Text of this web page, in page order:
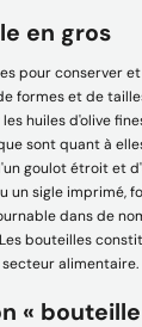
pulvérisateur
Matériau :
gratuit pour
Logo : Logo
en gros
pour conserver
formes et de
huiles d'olive
sont quant à
goulot étroit et
un sigle
dans de
bouteilles
alimentaire.
«